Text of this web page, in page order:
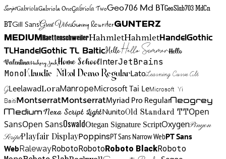
ScriptGabriolaGabriola OneGabriola TwoGeo706 Md BTGeoSlab703 MdCn
BTGill SansGreat VibesGunny RewriterGunterz
Medium HaettenschweilerHahmletHahmletHandelGothic
TLHandelGothic TL BalticHelloHello SummerHello
ValentinaHickory JackHome SchoolInterJetBrains
MonoKlaudie Nikol Demo RegularLatoLearning Curve Alt
GLeelawadLoraManropeMicrosoft Tai LeMicrosoft Yi
BaitiMontserratMontserratMyriad Pro RegularNeogrey
MediumNexa Script LightNunitoOld Standard TTOpen
SansOpen SansOswaldOtegan Signature ScriptOxygenPinyon
ScriptPlayfair DisplayPoppinsPT Sans Narrow WebPT Sans
WebRalewayRobotoRobotoRoboto BlackRoboto